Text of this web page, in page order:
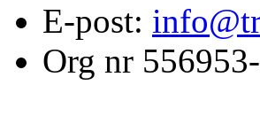
E-post:
Org nr